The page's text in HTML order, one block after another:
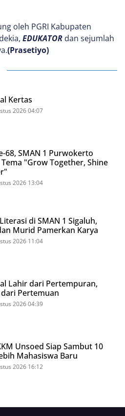
oleh PGRI Kabupaten
EDUKATOR dan sejumlah
(Prasetiyo)
Kertas
2026 04:07
68, SMAN 1 Purwokerto
"Grow Together, Shine
2026 13:04
di SMAN 1 Sigaluh,
Murid Pamerkan Karya
2026 11:04
Lahir dari Pertempuran,
Pertemuan
2026 04:39
Unsoed Siap Sambut 10
Mahasiswa Baru
2026 16:12